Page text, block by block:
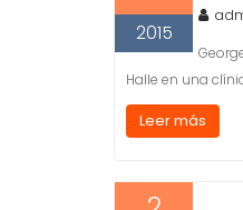
2015
Halle en una
Leer más